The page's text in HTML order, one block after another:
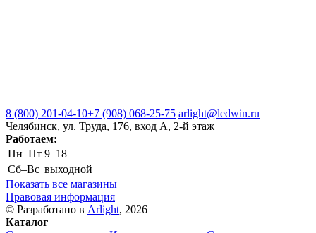
8 (800) 201-04-10+7 (908) 068-25-75 arlight@ledwin.ru
Челябинск, ул. Труда, 176, вход А, 2-й этаж
Работаем:
Пн–Пт 9–18
Сб–Вс выходной
Показать все магазины
Правовая информация
© Разработано в Arlight, 2026
Каталог